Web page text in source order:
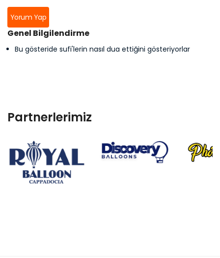
Yorum Yap
Genel Bilgilendirme
Bu gösteride sufi'lerin nasıl dua ettiğini gösteriyorlar
Partnerlerimiz